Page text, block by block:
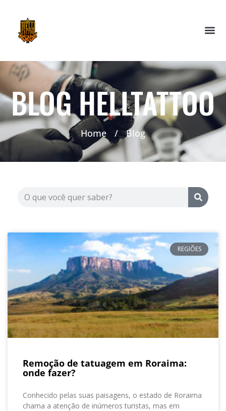
BLOG HELLTATTOO
Home / Blog
REGIÕES
Remoção de tatuagem em Roraima:
onde fazer?
Conhecido pelas suas paisagens, o estado de Roraima
chama a atenção de inúmeros turistas, mas em